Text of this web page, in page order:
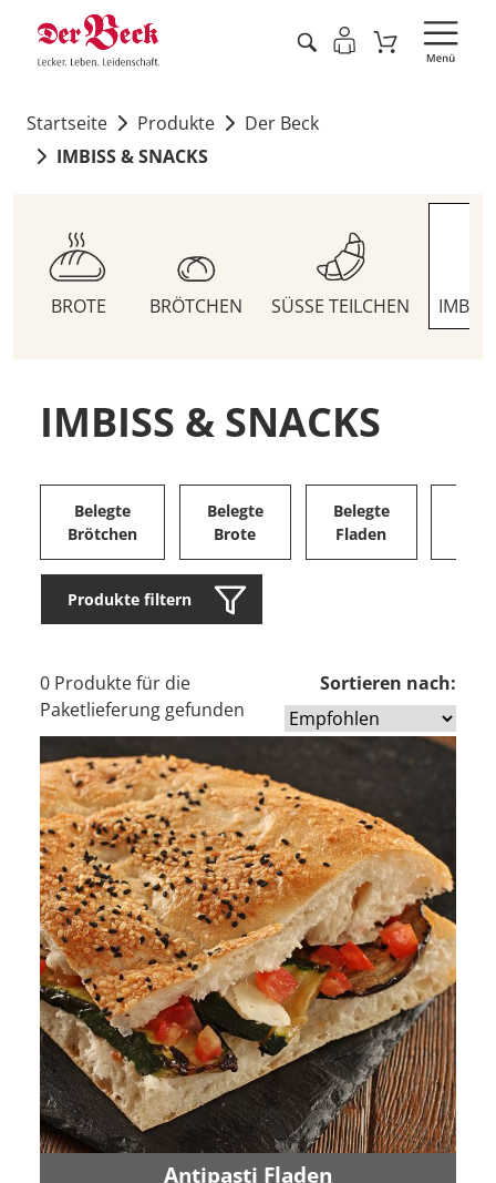
Startseite Produkte
Der Beck
IMBISS & SNACKS
BROTE BRÖTCHEN SÜSSE TEILCHEN
IMBISS & SNACKS
Belegte
Brötchen
Belegte
Brote
Belegte
Fladen
Produkte filtern
0 Produkte für die
Paketlieferung gefunden
Sortieren nach:
Antipasti Fladen